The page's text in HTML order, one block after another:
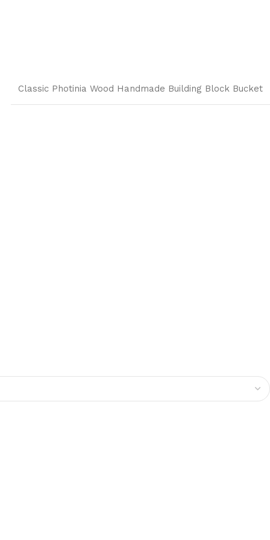
Classic Photinia Wood Handmade Building Block Bucket